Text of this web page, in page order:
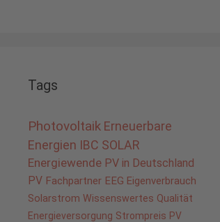
Tags
Photovoltaik Erneuerbare
Energien IBC SOLAR
Energiewende PV in Deutschland
PV Fachpartner EEG Eigenverbrauch
Solarstrom Wissenswertes Qualität
Energieversorgung Strompreis PV